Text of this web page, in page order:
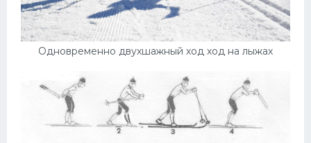
Одновременно двухшажный ход ход на лыжах